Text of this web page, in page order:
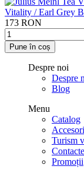
Vitality / Earl Grey
173 RON
Pune în coș
Despre noi
Despre
Blog
Menu
Catalog
Turism
Contacte
Promoții